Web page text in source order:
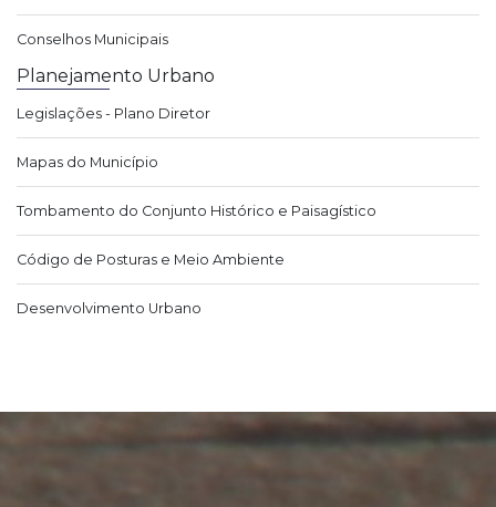
Conselhos Municipais
Planejamento Urbano
Legislações - Plano Diretor
Mapas do Município
Tombamento do Conjunto Histórico e Paisagístico
Código de Posturas e Meio Ambiente
Desenvolvimento Urbano